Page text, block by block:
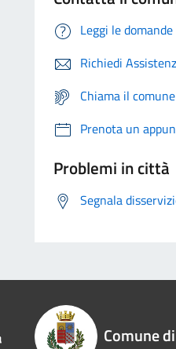
Leggi le
Richiedi
Chiama il
Prenota un
Problemi in città
Segnala
Comune